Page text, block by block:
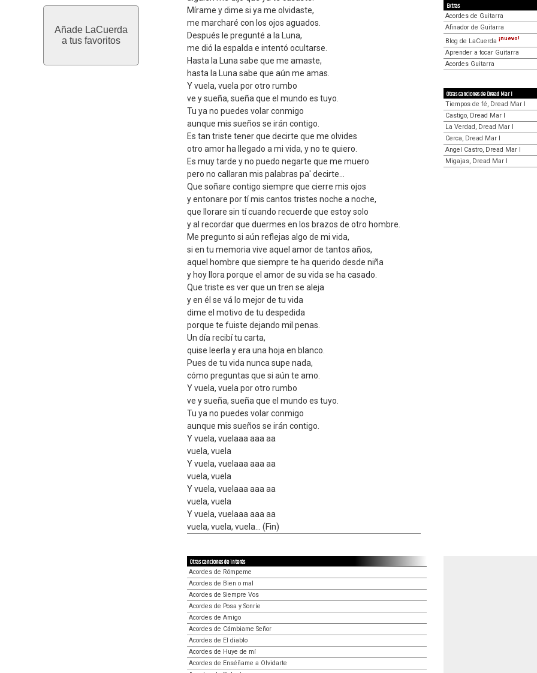
Añade LaCuerda
a tus favoritos
Mírame y dime si ya me olvidaste,
me marcharé con los ojos aguados.
Después le pregunté a la Luna,
me dió la espalda e intentó ocultarse.
Hasta la Luna sabe que me amaste,
hasta la Luna sabe que aún me amas.
Y vuela, vuela por otro rumbo
ve y sueña, sueña que el mundo es tuyo.
Tu ya no puedes volar conmigo
aunque mis sueños se irán contigo.
Es tan triste tener que decirte que me olvides
otro amor ha llegado a mi vida, y no te quiero.
Es muy tarde y no puedo negarte que me muero
pero no callaran mis palabras pa' decirte...
Que soñare contigo siempre que cierre mis ojos
y entonare por tí mis cantos tristes noche a noche,
que llorare sin tí cuando recuerde que estoy solo
y al recordar que duermes en los brazos de otro hombre.
Me pregunto si aún reflejas algo de mi vida,
si en tu memoria vive aquel amor de tantos años,
aquel hombre que siempre te ha querido desde niña
y hoy llora porque el amor de su vida se ha casado.
Que triste es ver que un tren se aleja
y en él se vá lo mejor de tu vida
dime el motivo de tu despedida
porque te fuiste dejando mil penas.
Un día recibí tu carta,
quise leerla y era una hoja en blanco.
Pues de tu vida nunca supe nada,
cómo preguntas que si aún te amo.
Y vuela, vuela por otro rumbo
ve y sueña, sueña que el mundo es tuyo.
Tu ya no puedes volar conmigo
aunque mis sueños se irán contigo.
Y vuela, vuelaaa aaa aa
vuela, vuela
Y vuela, vuelaaa aaa aa
vuela, vuela
Y vuela, vuelaaa aaa aa
vuela, vuela
Y vuela, vuelaaa aaa aa
vuela, vuela, vuela... (Fin)
Extras
Acordes de Guitarra
Afinador de Guitarra
Blog de LaCuerda ¡nuevo!
Aprender a tocar Guitarra
Acordes Guitarra
Otras canciones de Dread Mar I
Tiempos de fé, Dread Mar I
Castigo, Dread Mar I
La Verdad, Dread Mar I
Cerca, Dread Mar I
Angel Castro, Dread Mar I
Migajas, Dread Mar I
Otras canciones de interés
Acordes de Rómpeme
Acordes de Bien o mal
Acordes de Siempre Vos
Acordes de Posa y Sonríe
Acordes de Amigo
Acordes de Cámbiame Señor
Acordes de El diablo
Acordes de Huye de mí
Acordes de Enséñame a Olvidarte